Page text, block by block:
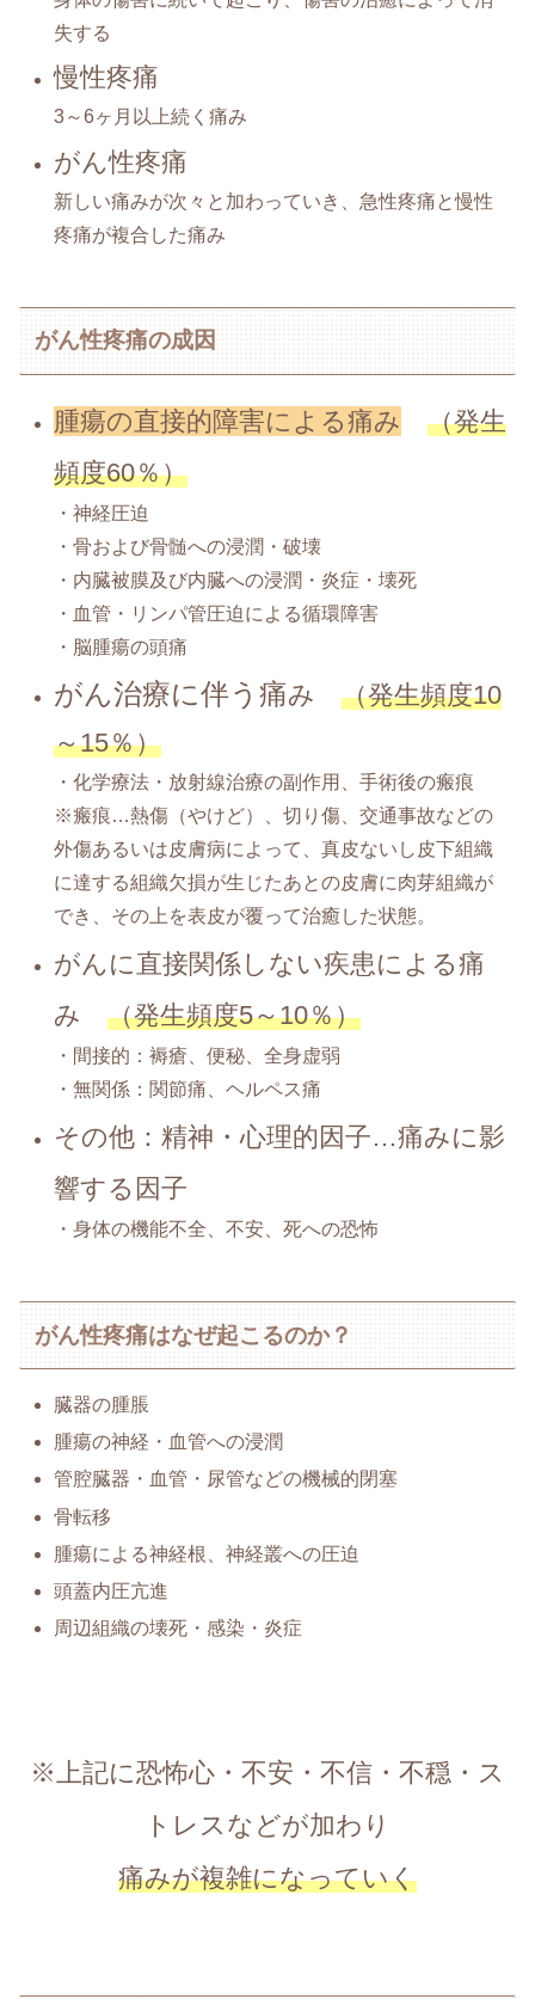
失する
慢性疼痛
3～6ヶ月以上続く痛み
がん性疼痛
新しい痛みが次々と加わっていき、急性疼痛と慢性
疼痛が複合した痛み
がん性疼痛の成因
腫瘍の直接的障害による痛み
（発生
頻度60％）
・神経圧迫
・骨および骨髄への浸潤・破壊
・内臓被膜及び内臓への浸潤・炎症・壊死
・血管・リンパ管圧迫による循環障害
・脳腫瘍の頭痛
がん治療に伴う痛み（発生頻度10
～15％）
・化学療法・放射線治療の副作用、手術後の瘢痕
※瘢痕…熱傷（やけど）、切り傷、交通事故などの
外傷あるいは皮膚病によって、真皮ないし皮下組織
に達する組織欠損が生じたあとの皮膚に肉芽組織が
でき、その上を表皮が覆って治癒した状態。
がんに直接関係しない疾患による痛
み
（発生頻度5～10％）
・間接的：褥瘡、便秘、全身虚弱
・無関係：関節痛、ヘルペス痛
その他：精神・心理的因子…痛みに影
響する因子
・身体の機能不全、不安、死への恐怖
がん性疼痛はなぜ起こるのか？
臓器の腫脹
腫瘍の神経・血管への浸潤
管腔臓器・血管・尿管などの機械的閉塞
骨転移
腫瘍による神経根、神経叢への圧迫
頭蓋内圧亢進
周辺組織の壊死・感染・炎症
※上記に恐怖心・不安・不信・不穏・ス
トレスなどが加わり
痛みが複雑になっていく